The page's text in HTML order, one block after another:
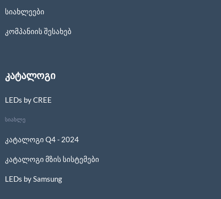
სიახლეები
კომპანიის შესახებ
კატალოგი
LEDs by CREE
სიახლე
კატალოგი Q4 - 2024
კატალოგი მზის სისტემები
LEDs by Samsung